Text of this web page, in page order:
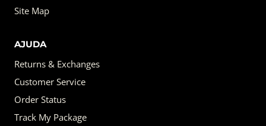
Site Map
AJUDA
Returns & Exchanges
Customer Service
Order Status
Track My Package